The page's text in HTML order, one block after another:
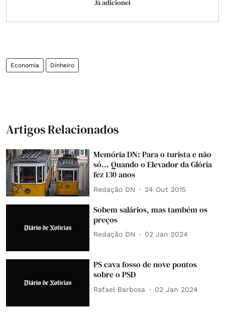
Já adicionei
Economia Dinheiro
Artigos Relacionados
Memória DN: Para o turista e não
só... Quando o Elevador da Glória
fez 130 anos
Redação DN 24 Out 2015
Sobem salários, mas também os
preços
Redação DN 02 Jan 2024
PS cava fosso de nove pontos
sobre o PSD
Rafael Barbosa 02 Jan 2024